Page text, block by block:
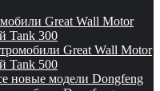
Great Wall Motor
Tank 300
Great Wall Motor
Tank 500
новые модели Dongfeng